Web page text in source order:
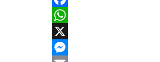
Facebook
WhatsApp
X